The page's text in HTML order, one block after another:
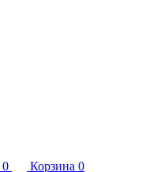
0 Корзина 0